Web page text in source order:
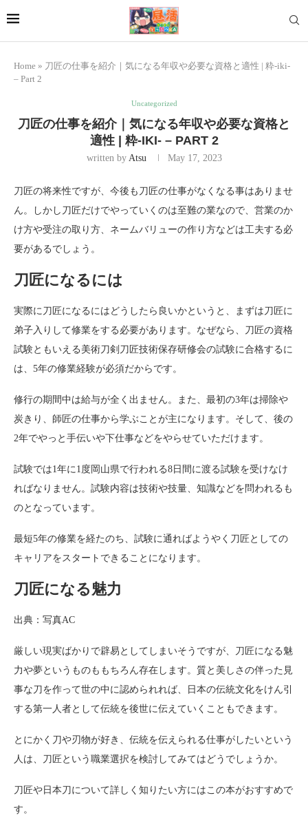
Home » 刀匠の仕事を紹介｜気になる年収や必要な資格と適性 | 粋-iki-
– Part 2
Uncategorized
刀匠の仕事を紹介｜気になる年収や必要な資格と
適性 | 粋-IKI- – PART 2
written by Atsu May 17, 2023
刀匠の将来性ですが、今後も刀匠の仕事がなくなる事はありませ
ん。しかし刀匠だけでやっていくのは至難の業なので、営業のか
け方や受注の取り方、ネームバリューの作り方などは工夫する必
要があるでしょう。
刀匠になるには
実際に刀匠になるにはどうしたら良いかというと、まずは刀匠に
弟子入りして修業をする必要があります。なぜなら、刀匠の資格
試験ともいえる美術刀剣刀匠技術保存研修会の試験に合格するに
は、5年の修業経験が必須だからです。
修行の期間中は給与が全く出ません。また、最初の3年は掃除や
炭きり、師匠の仕事から学ぶことが主になります。そして、後の
2年でやっと手伝いや下仕事などをやらせていただけます。
試験では1年に1度岡山県で行われる8日間に渡る試験を受けなけ
ればなりません。試験内容は技術や技量、知識などを問われるも
のとなっています。
最短5年の修業を経たのち、試験に通ればようやく刀匠としての
キャリアをスタートできることになります。
刀匠になる魅力
出典：写真AC
厳しい現実ばかりで辟易としてしまいそうですが、刀匠になる魅
力や夢というものももちろん存在します。質と美しさの伴った見
事な刀を作って世の中に認められれば、日本の伝統文化をけん引
する第一人者として伝統を後世に伝えていくこともできます。
とにかく刀や刃物が好き、伝統を伝えられる仕事がしたいという
人は、刀匠という職業選択を検討してみてはどうでしょうか。
刀匠や日本刀について詳しく知りたい方にはこの本がおすすめで
す。